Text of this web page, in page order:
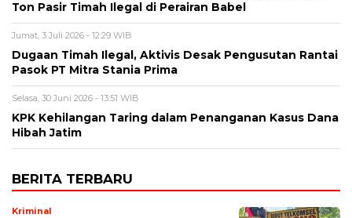
Ton Pasir Timah Ilegal di Perairan Babel
Jumat, 3 Juli 2026 - 12:29 WIB
Dugaan Timah Ilegal, Aktivis Desak Pengusutan Rantai
Pasok PT Mitra Stania Prima
Selasa, 30 Juni 2026 - 13:51 WIB
KPK Kehilangan Taring dalam Penanganan Kasus Dana
Hibah Jatim
BERITA TERBARU
Kriminal